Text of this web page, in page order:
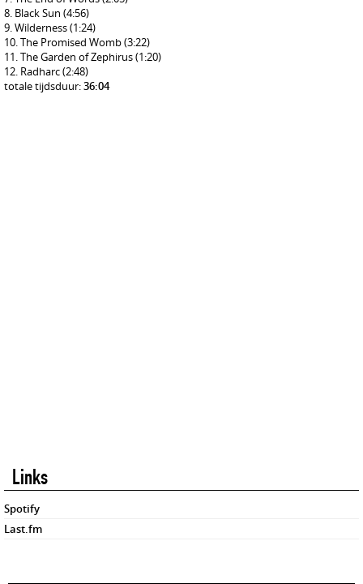
Black Sun (4:56)
Wilderness(1:24)
The Promised Womb(3:22)
The Garden of Zephirus(1:20)
Radharc(2:48)
totale tijdsduur:36:04
Links
Spotify
Last.fm